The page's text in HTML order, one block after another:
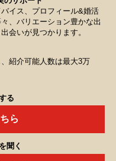
イス、プロフィール&婚活
、バリエーション豊かな出
会いが見つかります。
紹介可能人数は最大3万
る
ら
聞く